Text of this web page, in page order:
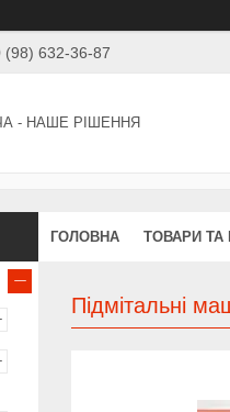
(98) 632-36-87
- НАШЕ РІШЕННЯ
ГОЛОВНА ТОВАРИ ТА
Підмітальні